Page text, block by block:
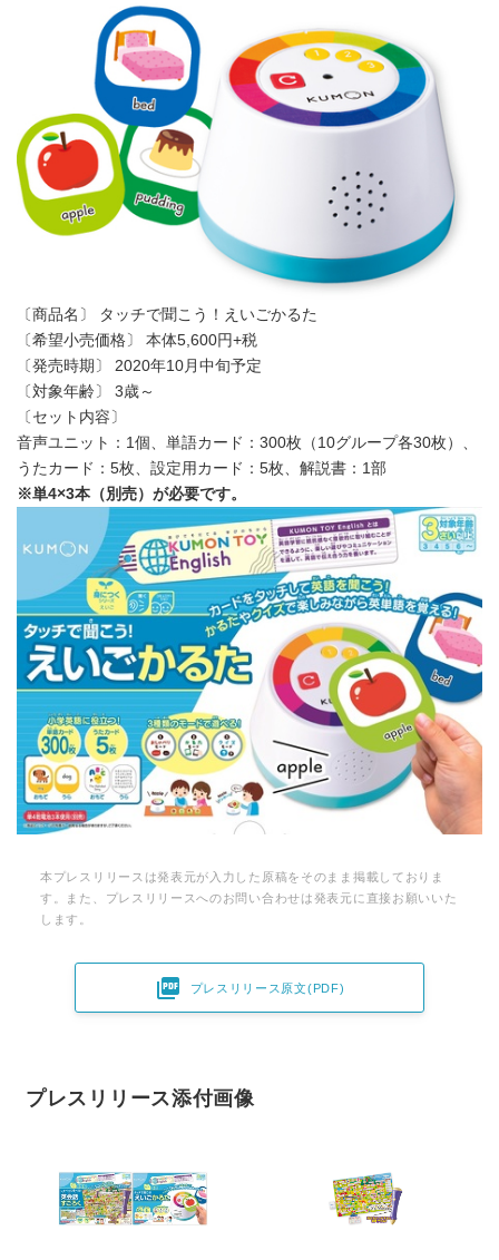
〔商品名〕 タッチで聞こう！えいごかるた
〔希望小売価格〕 本体5,600円+税
〔発売時期〕 2020年10月中旬予定
〔対象年齢〕 3歳～
〔セット内容〕
音声ユニット：1個、単語カード：300枚（10グループ各30枚）、
うたカード：5枚、設定用カード：5枚、解説書：1部
※単4×3本（別売）が必要です。
本プレスリリースは発表元が入力した原稿をそのまま掲載しておりま
す。また、プレスリリースへのお問い合わせは発表元に直接お願いいた
します。
 プレスリリース原文(PDF)
プレスリリース添付画像